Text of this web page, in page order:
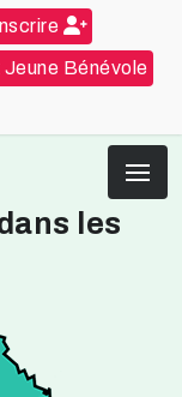
Jeune Bénévole
les